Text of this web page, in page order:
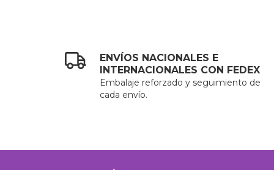
ENVÍOS NACIONALES E
INTERNACIONALES CON FEDEX
Embalaje reforzado y seguimiento de
cada envío.